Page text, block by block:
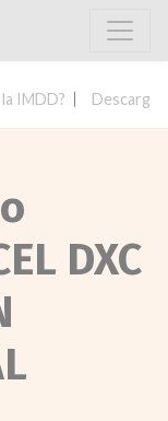
IMDD? Descargar
DXC